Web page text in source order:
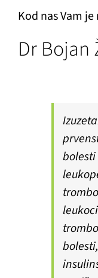
Kod nas Vam
Dr Bojan